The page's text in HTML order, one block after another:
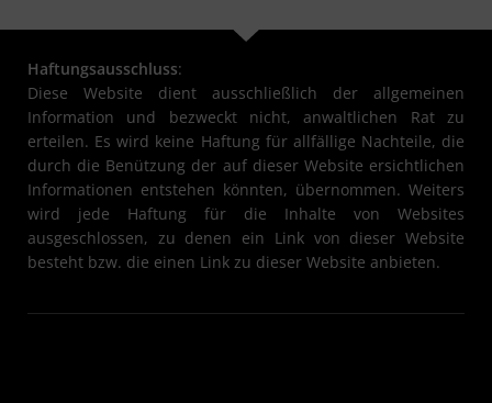
Haftungsausschluss:
Diese Website dient ausschließlich der allgemeinen
Information und bezweckt nicht, anwaltlichen Rat zu
erteilen. Es wird keine Haftung für allfällige Nachteile, die
durch die Benützung der auf dieser Website ersichtlichen
Informationen entstehen könnten, übernommen. Weiters
wird jede Haftung für die Inhalte von Websites
ausgeschlossen, zu denen ein Link von dieser Website
besteht bzw. die einen Link zu dieser Website anbieten.